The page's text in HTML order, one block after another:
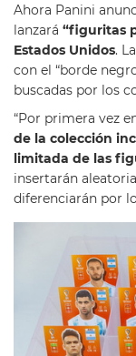
Ahora Panini
lanzará “figuritas
Estados Unidos.
con el “borde
buscadas por los
“Por primera vez
de la colección
limitada de las
insertarán
diferenciarán por